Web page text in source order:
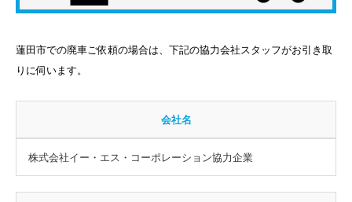
蓮田市での廃車ご依頼の場合は、下記の協力会社スタッフがお引き取
りに伺います。
会社名
株式会社イー・エス・コーポレーション協力企業